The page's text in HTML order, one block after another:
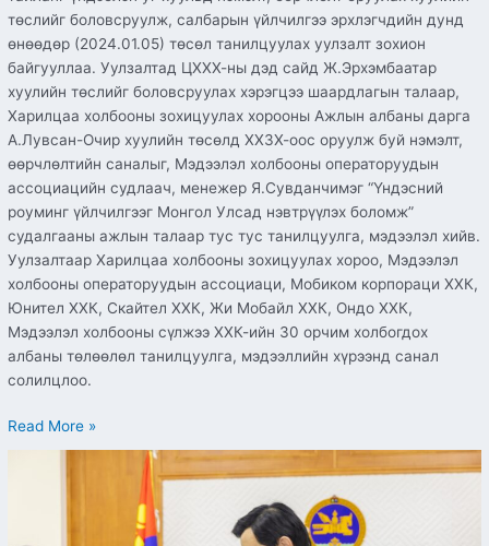
төслийг боловсруулж, салбарын үйлчилгээ эрхлэгчдийн дунд
өнөөдөр (2024.01.05) төсөл танилцуулах уулзалт зохион
байгууллаа. Уулзалтад ЦХХХ-ны дэд сайд Ж.Эрхэмбаатар
хуулийн төслийг боловсруулах хэрэгцээ шаардлагын талаар,
Харилцаа холбооны зохицуулах хорооны Ажлын албаны дарга
А.Лувсан-Очир хуулийн төсөлд ХХЗХ-оос оруулж буй нэмэлт,
өөрчлөлтийн саналыг, Мэдээлэл холбооны операторуудын
ассоциацийн судлаач, менежер Я.Сувданчимэг “Үндэсний
роуминг үйлчилгээг Монгол Улсад нэвтрүүлэх боломж”
судалгааны ажлын талаар тус тус танилцуулга, мэдээлэл хийв.
Уулзалтаар Харилцаа холбооны зохицуулах хороо, Мэдээлэл
холбооны операторуудын ассоциаци, Мобиком корпораци ХХК,
Юнител ХХК, Скайтел ХХК, Жи Мобайл ХХК, Ондо ХХК,
Мэдээлэл холбооны сүлжээ ХХК-ийн 30 орчим холбогдох
албаны төлөөлөл танилцуулга, мэдээллийн хүрээнд санал
солилцлоо.
Read More »